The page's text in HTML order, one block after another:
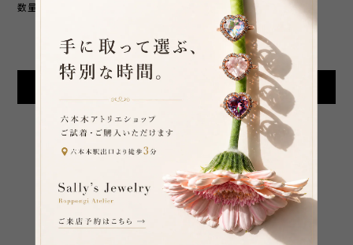
数量
International shipping available
日本国内にお住まいの方向け
SHARE ON